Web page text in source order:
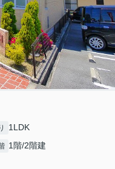
1LDK
1階/2階建